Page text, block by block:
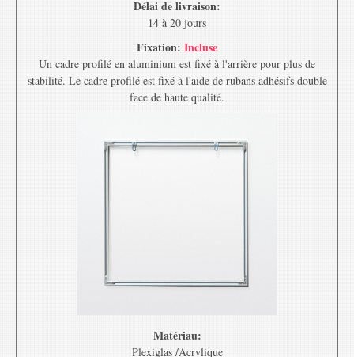
Délai de livraison:
14 à 20 jours
Fixation: Incluse
Un cadre profilé en aluminium est fixé à l'arrière pour plus de
stabilité. Le cadre profilé est fixé à l'aide de rubans adhésifs double
face de haute qualité.
Matériau:
Plexiglas /Acrylique